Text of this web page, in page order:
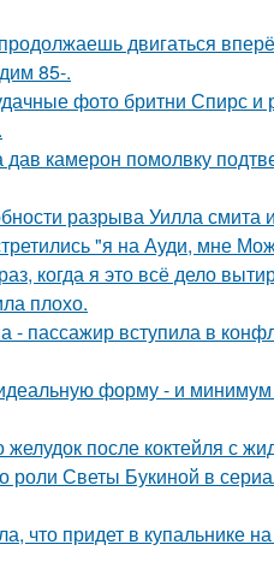
двигаться
85-.
фото бритни Спирс и
камерон помолвку
разрыва Уилла смита
"я на Ауди, мне
когда я это всё дело
плохо.
пассажир вступила в
форму - и
после коктейля с
роли Светы Букиной в
что придет в купальнике